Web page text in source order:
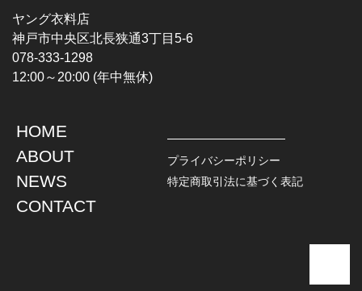
HARDCORE / PUNK
PROGLESSIVE ROCK
POPS
SOUL / R&B
CHAMPION
TOPS
L / S SHIRT
S / S SHIRT
HAWAIIAN SHIRT
JACKET
DENIM
LEATHER
ヤング衣料店
神戸市中央区北長狭通3丁目5-6
078-333-1298
12:00～20:00 (年中無休)
HOME
ABOUT
NEWS
CONTACT
プライバシーポリシー
特定商取引法に基づく表記